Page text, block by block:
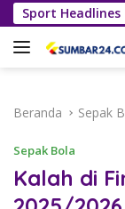
Langsung
ke
konten
Sport Headlines
Melaju ke Final
Beranda Sepak
Sepak Bola
Kalah di